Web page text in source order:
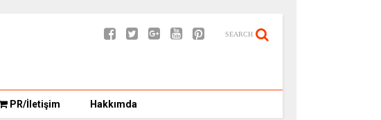
SEARCH
PR/İletişim Hakkımda